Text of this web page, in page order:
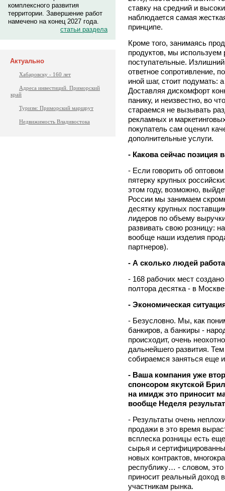
комплексного развития
территории. Завершение работ
намечено на конец 2027 года.
статьи раздела
Актуально
Хабаровску - 160 лет
Адреса инвестиций. Приморский
край
Туризм: Приморский маршрут
Недвижимость Владивостока
ставку на средний и
наблюдается самая
принципе.
Кроме того, занимаясь
продуктов, мы используем
поступательные.
ответное сопротивление,
иной шаг, стоит подумать:
Доставляя дискомфорт
панику, и неизвестно, во
стараемся не вызывать
рекламных и
покупатель сам оценил
дополнительные услуги.
- Какова сейчас позиция
- Если говорить об
пятерку крупных
этом году, возможно,
России мы занимаем
десятку крупных
лидеров по объему
развивать свою розницу:
вообще наши изделия
партнеров).
- А сколько людей
- 168 рабочих мест
полтора десятка - в
- Экономическая
- Безусловно. Мы, как
банкиров, а банкиры -
происходит, очень
дальнейшего развития.
собираемся заняться еще
- Ваша компания уже
спонсором якутской
на имидж это приносит
вообще Неделя
- Результаты очень
продажи в это время
всплеска розницы есть
сырья и
новых контрактов,
республику… - словом,
приносит реальный доход
участникам рынка.